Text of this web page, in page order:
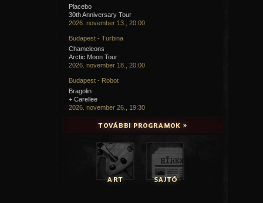
Placebo
30th Anniversary Tour
2026. november 13., 20:00
Budapest - Turbina
Chameleons
Arctic Moon Tour
2026. november 18., 20:00
Budapest - Robot
Bragolin
+ Carellee
2026. november 26., 19:30